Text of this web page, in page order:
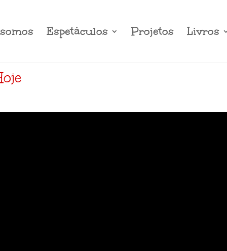
Espetáculos Projetos Livros